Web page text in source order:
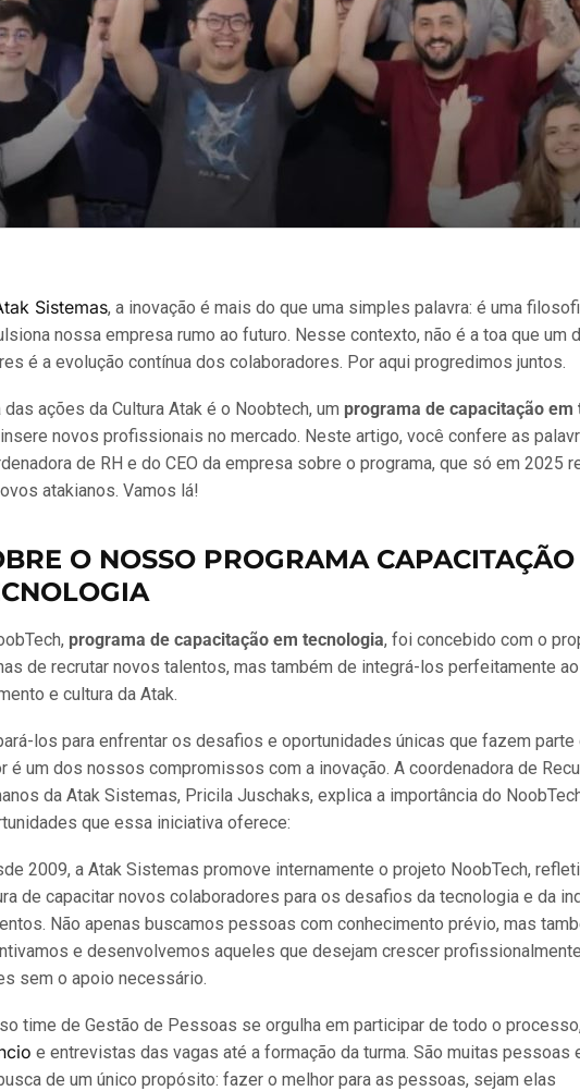
Sistemas, a inovação é mais do que uma simples palavra: é uma
nossa empresa rumo ao futuro. Nesse contexto, não é a toa que um
é a evolução contínua dos colaboradores. Por aqui progredimos juntos.
das ações da Cultura Atak é o Noobtech, um programa de capacitação em
novos profissionais no mercado. Neste artigo, você confere as
de RH e do CEO da empresa sobre o programa, que só em 2025
atakianos. Vamos lá!
O NOSSO PROGRAMA CAPACITAÇÃO
programa de capacitação em tecnologia, foi concebido com o
de recrutar novos talentos, mas também de integrá-los perfeitamente
e cultura da Atak.
los para enfrentar os desafios e oportunidades únicas que fazem parte
é um dos nossos compromissos com a inovação. A coordenadora de
da Atak Sistemas, Pricila Juschaks, explica a importância do
que essa iniciativa oferece:
2009, a Atak Sistemas promove internamente o projeto NoobTech,
de capacitar novos colaboradores para os desafios da tecnologia e da
Não apenas buscamos pessoas com conhecimento prévio, mas
e desenvolvemos aqueles que desejam crescer
sem o apoio necessário.
time de Gestão de Pessoas se orgulha em participar de todo o
e entrevistas das vagas até a formação da turma. São muitas pessoas
de um único propósito: fazer o melhor para as pessoas, sejam elas